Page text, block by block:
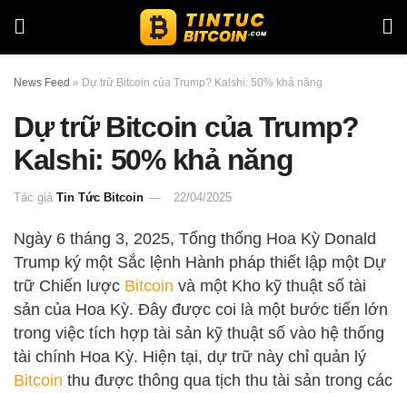
News Feed » Dự trữ Bitcoin của Trump? Kalshi: 50% khả năng
Dự trữ Bitcoin của Trump?
Kalshi: 50% khả năng
Tác giả Tin Tức Bitcoin 22/04/2025
Ngày 6 tháng 3, 2025, Tổng thống Hoa Kỳ Donald
Trump ký một Sắc lệnh Hành pháp thiết lập một Dự
trữ Chiến lược Bitcoin và một Kho kỹ thuật số tài
sản của Hoa Kỳ. Đây được coi là một bước tiến lớn
trong việc tích hợp tài sản kỹ thuật số vào hệ thống
tài chính Hoa Kỳ. Hiện tại, dự trữ này chỉ quản lý
Bitcoin thu được thông qua tịch thu tài sản trong các